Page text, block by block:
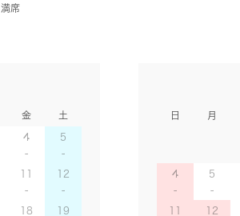
満席
金 土
4 5
11 12
18 19
日 月
4 5
11 12